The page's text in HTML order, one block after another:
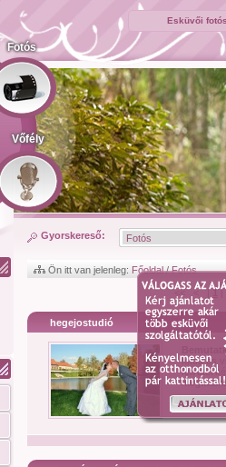
Esküvői
Fotós
Vőfély
Gyorskereső:
Ön itt van jelenleg: Főoldal/Fotós
<< < | 1|
hegejostudió
fotós és
felvétel